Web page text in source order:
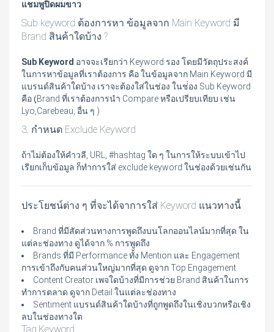
แชมพูปิดผมขาว
Sub keyword ต้องการหา ข้อมูลจาก Main Keyword มี
Brand สินค้าใดบ้าง ?
Sub Keyword อาจจะเรียกว่า Keyword รอง โดยมีวัตถุประสงค์
ในการหาข้อมูลที่เราต้องการ คือ ในข้อมูลจาก Main Keyword มี
แบรนด์สินค้าใดบ้าง เราจะต้องใส่ในช่อง ในช่่อง Sub Keyword
คือ (ฺBrand ที่เราต้องการนำ Compare หรือเปรียบเทียบ เช่น
Lyo,Carebeau, อื่น ๆ )
3. กำหนด Exclude Keyword
ถ้าไม่ต้องให้คำวลี, URL, #hashtag ใด ๆ ในการให้ระบบเข้าไป
เรียกเก็บข้อมูล ก็ทำการใส่ exclude keyword ในช่องด้วยเช่นกัน
ประโยชน์ต่าง ๆ ที่จะได้จาการใส่ Keyword แนวทางนี้
Brand ที่มีสัดส่วนทางการพูดถึงบนโลกออนไลน์มากที่สุด ใน
แต่ละช่องทาง ดูได้จาก % การพูดถึง
Brands ที่มี Performance ทั้ง Mention และ Engagement
การเข้าถึงกับคนส่วนใหญ่มากที่สุด ดูจาก Top Engagement
Content Creator เพจใดบ้างที่มีการช่วย Brand สินค้าในการ
ทำการตลาด ดูจาก Detail ในแต่ละช่องทาง
Sentiment แบรนด์สินค้าใดบ้างที่ถูกพูดถึงในเชิงบวกหรือเชิง
ลบในช่องทางใด
Tag,Keyword